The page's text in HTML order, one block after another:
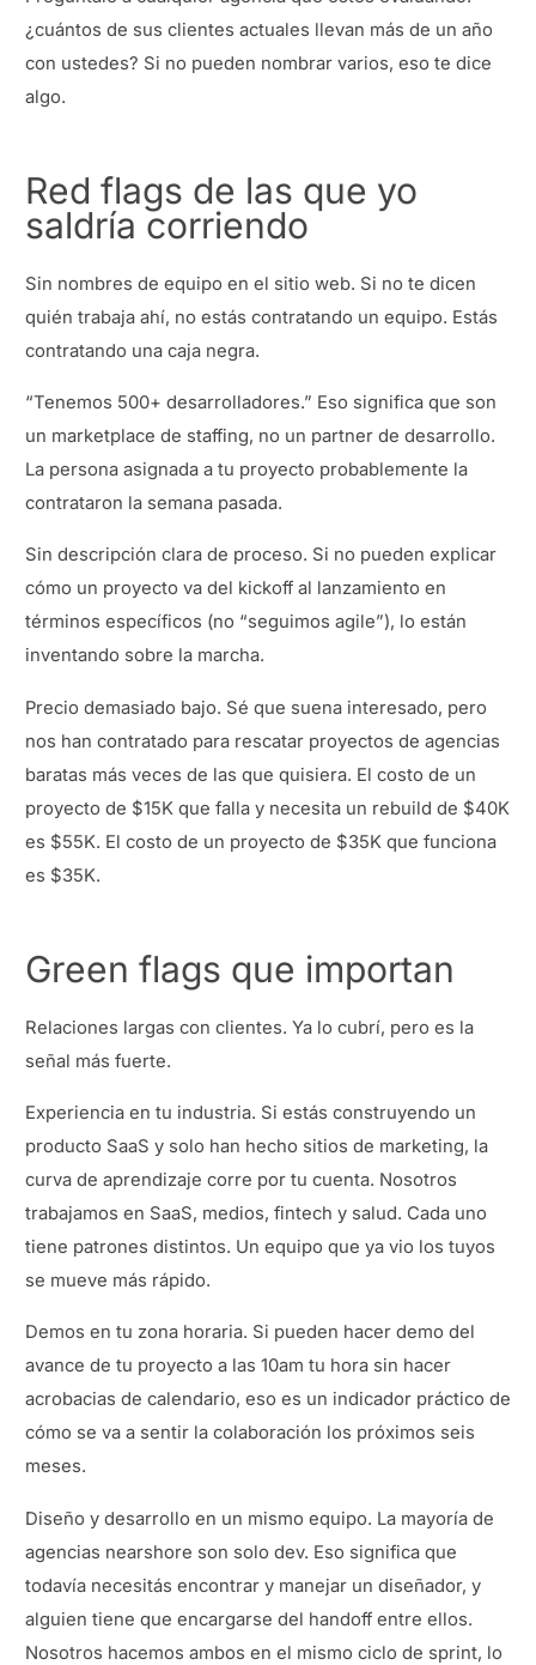
¿cuántos de sus clientes actuales llevan más de un año
con ustedes? Si no pueden nombrar varios, eso te dice
algo.
Red flags de las que yo
saldría corriendo
Sin nombres de equipo en el sitio web. Si no te dicen
quién trabaja ahí, no estás contratando un equipo. Estás
contratando una caja negra.
“Tenemos 500+ desarrolladores.” Eso significa que son
un marketplace de staffing, no un partner de desarrollo.
La persona asignada a tu proyecto probablemente la
contrataron la semana pasada.
Sin descripción clara de proceso. Si no pueden explicar
cómo un proyecto va del kickoff al lanzamiento en
términos específicos (no “seguimos agile”), lo están
inventando sobre la marcha.
Precio demasiado bajo. Sé que suena interesado, pero
nos han contratado para rescatar proyectos de agencias
baratas más veces de las que quisiera. El costo de un
proyecto de $15K que falla y necesita un rebuild de $40K
es $55K. El costo de un proyecto de $35K que funciona
es $35K.
Green flags que importan
Relaciones largas con clientes. Ya lo cubrí, pero es la
señal más fuerte.
Experiencia en tu industria. Si estás construyendo un
producto SaaS y solo han hecho sitios de marketing, la
curva de aprendizaje corre por tu cuenta. Nosotros
trabajamos en SaaS, medios, fintech y salud. Cada uno
tiene patrones distintos. Un equipo que ya vio los tuyos
se mueve más rápido.
Demos en tu zona horaria. Si pueden hacer demo del
avance de tu proyecto a las 10am tu hora sin hacer
acrobacias de calendario, eso es un indicador práctico de
cómo se va a sentir la colaboración los próximos seis
meses.
Diseño y desarrollo en un mismo equipo. La mayoría de
agencias nearshore son solo dev. Eso significa que
todavía necesitás encontrar y manejar un diseñador, y
alguien tiene que encargarse del handoff entre ellos.
Nosotros hacemos ambos en el mismo ciclo de sprint, lo